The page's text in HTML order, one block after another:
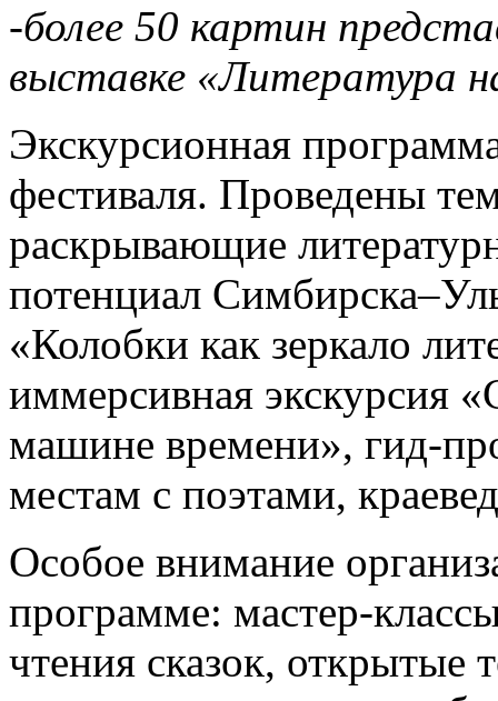
-более 50 картин
выставке «Литература
Экскурсионная
фестиваля. Проведены
раскрывающие
потенциал
«Колобки как зеркало
иммерсивная экскурсия
машине времени», гид-
местам с поэтами,
Особое внимание
программе: мастер-
чтения сказок, открытые